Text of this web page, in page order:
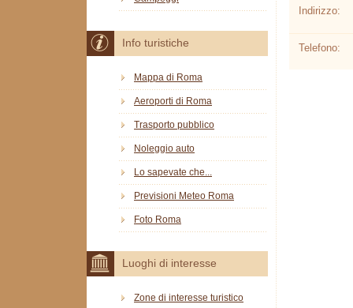
Indirizzo:
Telefono:
Info turistiche
Mappa di Roma
Aeroporti di Roma
Trasporto pubblico
Noleggio auto
Lo sapevate che...
Previsioni Meteo Roma
Foto Roma
Luoghi di interesse
Zone di interesse turistico